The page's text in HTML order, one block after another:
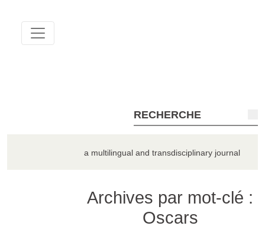
a multilingual and transdisciplinary journal
Archives par mot-clé :
Oscars